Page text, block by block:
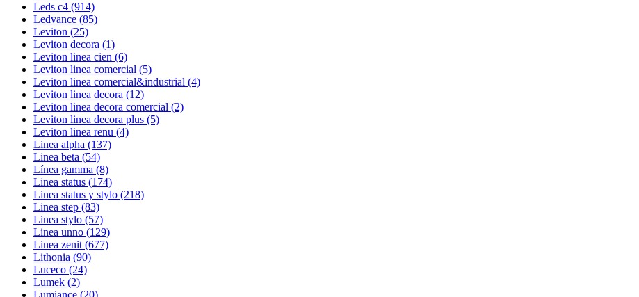
Leds c4 (914)
Ledvance (85)
Leviton (25)
Leviton decora (1)
Leviton linea cien (6)
Leviton linea comercial (5)
Leviton linea comercial&industrial (4)
Leviton linea decora (12)
Leviton linea decora comercial (2)
Leviton linea decora plus (5)
Leviton linea renu (4)
Linea alpha (137)
Linea beta (54)
Línea gamma (8)
Linea status (174)
Linea status y stylo (218)
Linea step (83)
Linea stylo (57)
Linea unno (129)
Linea zenit (677)
Lithonia (90)
Luceco (24)
Lumek (2)
Lumiance (20)